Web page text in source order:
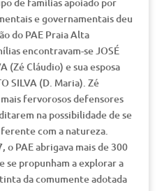
e governamentais deu
do PAE Praia Alta
encontravam-se JOSÉ
(Zé Cláudio) e sua esposa
SILVA (D. Maria). Zé
fervorosos defensores
na possibilidade de se
com a natureza.
PAE abrigava mais de 300
se propunham a explorar a
da comumente adotada